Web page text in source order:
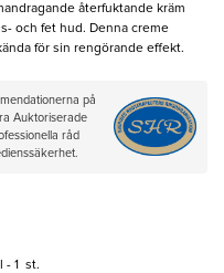
återfuktande kräm
och fet hud. Denna creme
för sin rengörande effekt.
på
Auktoriserade
råd
- 1 st.